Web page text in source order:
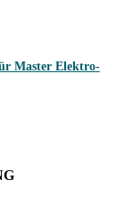
Master Elektro-